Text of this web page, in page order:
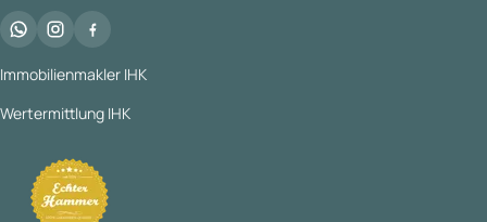
Immobilienmakler IHK
Wertermittlung IHK